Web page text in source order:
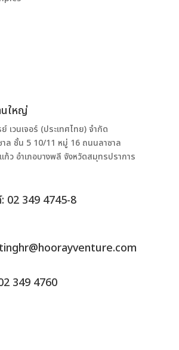
นใหญ่
เวนเจอร์ (ประเทศไทย) จำกัด
าล ชั้น 5 10/11 หมู่ 16 ถนนลาซาล
ก้ว อำเภอบางพลี จังหวัดสมุทรปราการ
02 349 4745-8
349 4760